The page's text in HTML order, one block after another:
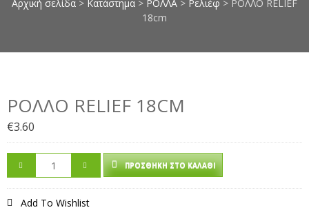
επιπλοποιίας, πέτρες μαρμάρου,
οικολογικά χρώματα τοίχων,
chief, οικονομικές τιμές, χαμηλές
σε χρώματα, berling, davos,
elastotet, mentor, mercola,
novamix, pattex, saratoga, zita,
apollon, chrotex, vivechrom
Αρχική σελίδα > Κατάστημα > ΡΟΛΛΑ > Ρελιέφ > ΡΟΛΛΟ RELIEF
18cm
ΡΟΛΛΟ RELIEF 18CM
€3.60
ΠΡΟΣΘΉΚΗ ΣΤΟ ΚΑΛΆΘΙ
Add To Wishlist